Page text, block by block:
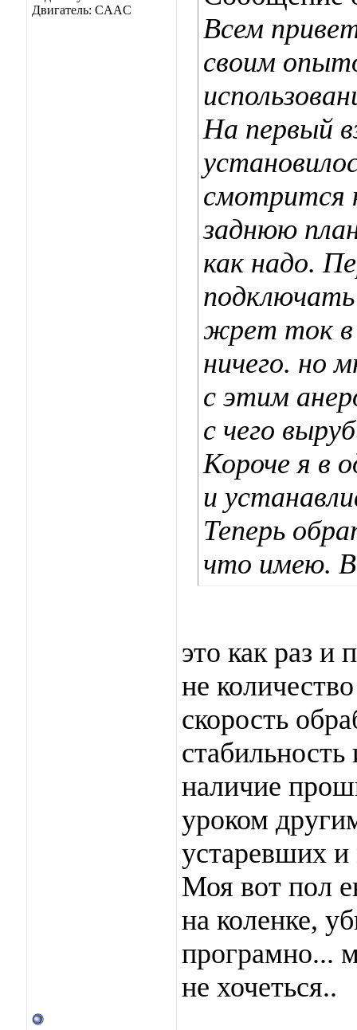
Двигатель: CAAC
Всем
своим
На первый
смотрится
заднюю
как надо.
жрет ток в
ничего. но
с этим
с чего
Короче я в
и
Теперь
что имею.
это как раз и
не
скорость
наличие
уроком
устаревших
Моя вот пол
на коленке,
програмно...
не хочеться..